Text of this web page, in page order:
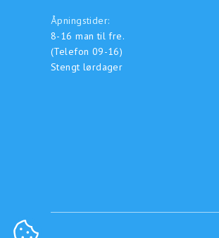
Åpningstider:
8-16 man til fre.
(Telefon 09-16)
Stengt lørdager